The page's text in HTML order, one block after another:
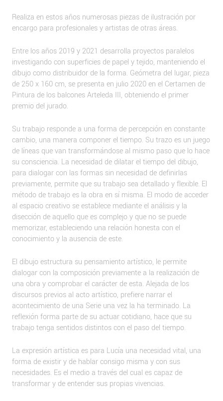
Realiza en estos años numerosas piezas de ilustración por
encargo para profesionales y artistas de otras áreas.
Entre los años 2019 y 2021 desarrolla proyectos paralelos
investigando con superficies de papel y tejido, manteniendo el
dibujo como distribuidor de la forma. Geómetra del lugar, pieza
de 250 x 160 cm, se presenta en julio 2020 en el Certamen de
Pintura de los balcones Arteleda III, obteniendo el primer
premio del jurado.
Su trabajo responde a una forma de percepción en constante
cambio, una manera componer el tiempo. Su trazo es un juego
de líneas que van transformándose al mismo paso que lo hace
su consciencia. La necesidad de dilatar el tiempo del dibujo,
para dialogar con las formas sin necesidad de definirlas
previamente, permite que su trabajo sea detallado y flexible. El
método de trabajo es la obra en sí misma. El modo de acceder
al espacio creativo se establece mediante el análisis y la
disección de aquello que es complejo y que no se puede
memorizar, estableciendo una relación honesta con el
conocimiento y la ausencia de este.
El dibujo estructura su pensamiento artístico, le permite
dialogar con la composición previamente a la realización de
una obra y comprobar el carácter de esta. Alejada de los
discursos previos al acto artístico, prefiere narrar el
acontecimiento de una Serie una vez la ha terminado. La
reflexión forma parte de su actuar cotidiano, hace que su
trabajo tenga sentidos distintos con el paso del tiempo.
La expresión artística es para Lucía una necesidad vital, una
forma de existir y de hablar consigo misma y con sus
necesidades. Es el medio a través del cual es capaz de
transformar y de entender sus propias vivencias.